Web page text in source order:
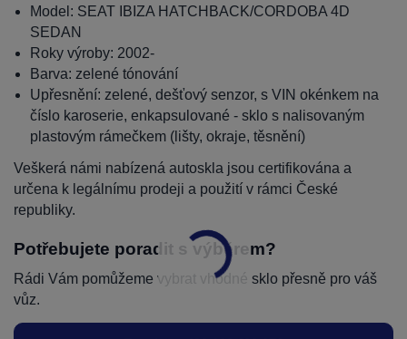
Model: SEAT IBIZA HATCHBACK/CORDOBA 4D
SEDAN
Roky výroby: 2002-
Barva: zelené tónování
Upřesnění: zelené, dešťový senzor, s VIN okénkem na
číslo karoserie, enkapsulované - sklo s nalisovaným
plastovým rámečkem (lišty, okraje, těsnění)
Veškerá námi nabízená autoskla jsou certifikována a
určena k legálnímu prodeji a použití v rámci České
republiky.
Potřebujete poradit s výběrem?
Rádi Vám pomůžeme vybrat vhodné sklo přesně pro váš
vůz.